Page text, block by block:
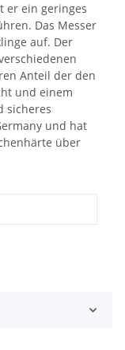
er ein geringes
Das Messer
auf. Der
Anteil der den
und einem
sicheres
und hat
über